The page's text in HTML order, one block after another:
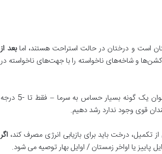
است و درختان در حالت استراحت هستند، امابعد از
و شاخه‌های ناخواسته را با جهت‌های ناخواسته در
درخت بادام یک درخت میوه برگریز است که پس از افزایش دما از 15 درجه سانتیگراد دوباره رشد می کند. به عنوان یک گونه بسیار حساس به سرما – فقط تا -5 درجه
قوی وجود ندارد رشد دهیم.
درخت باید برای بازیابی انرژی مصرف کند، اگر
پاییز یا اواخر زمستان / اوایل بهار توصیه می شود.